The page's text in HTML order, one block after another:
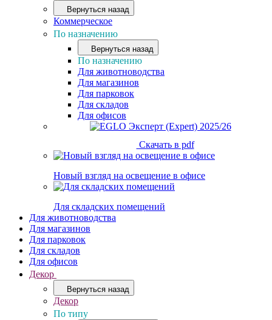
Вернуться назад
Коммерческое
По назначению
Вернуться назад
По назначению
Для животноводства
Для магазинов
Для парковок
Для складов
Для офисов
Скачать в pdf
Новый взгляд на освещение в офисе
Для складских помещений
Для животноводства
Для магазинов
Для парковок
Для складов
Для офисов
Декор
Вернуться назад
Декор
По типу